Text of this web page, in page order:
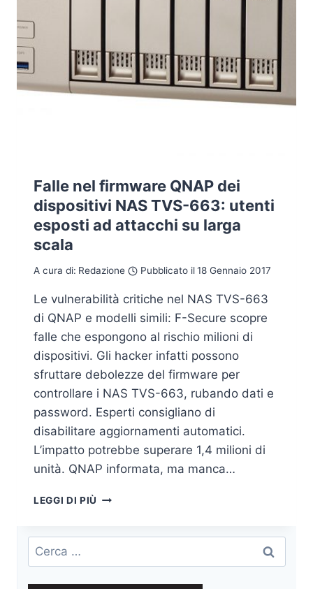
Falle nel firmware QNAP dei
dispositivi NAS TVS-663: utenti
esposti ad attacchi su larga
scala
A cura di: Redazione Pubblicato il18 Gennaio 2017
Le vulnerabilità critiche nel NAS TVS-663
di QNAP e modelli simili: F-Secure scopre
falle che espongono al rischio milioni di
dispositivi. Gli hacker infatti possono
sfruttare debolezze del firmware per
controllare i NAS TVS-663, rubando dati e
password. Esperti consigliano di
disabilitare aggiornamenti automatici.
L’impatto potrebbe superare 1,4 milioni di
unità. QNAP informata, ma manca…
LEGGI DI PIÙ FALLE
QNAP
DISPOSITIVI
NAS
Ricerca
per: